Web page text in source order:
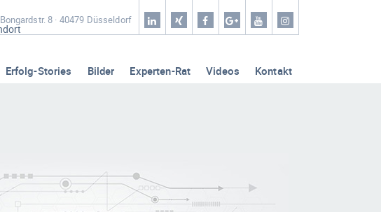
Bongardstr. 8 · 40479 Düsseldorf
Erfolg-Stories Bilder Experten-Rat Videos Kontakt
Home